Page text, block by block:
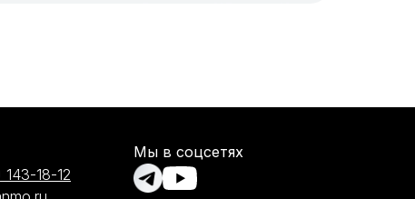
Мы в соцсетях
18-12